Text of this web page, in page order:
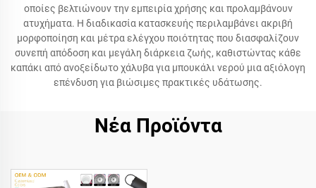
οποίες βελτιώνουν την εμπειρία χρήσης και προλαμβάνουν
ατυχήματα. Η διαδικασία κατασκευής περιλαμβάνει ακριβή
μορφοποίηση και μέτρα ελέγχου ποιότητας που διασφαλίζουν
συνεπή απόδοση και μεγάλη διάρκεια ζωής, καθιστώντας κάθε
καπάκι από ανοξείδωτο χάλυβα για μπουκάλι νερού μια αξιόλογη
επένδυση για βιώσιμες πρακτικές υδάτωσης.
Νέα Προϊόντα